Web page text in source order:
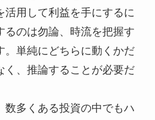
活用して利益を手にするに
るのは勿論、時流を把握す
。単純にどちらに動くかだ
く、推論することが必要だ
数多くある投資の中でもハ